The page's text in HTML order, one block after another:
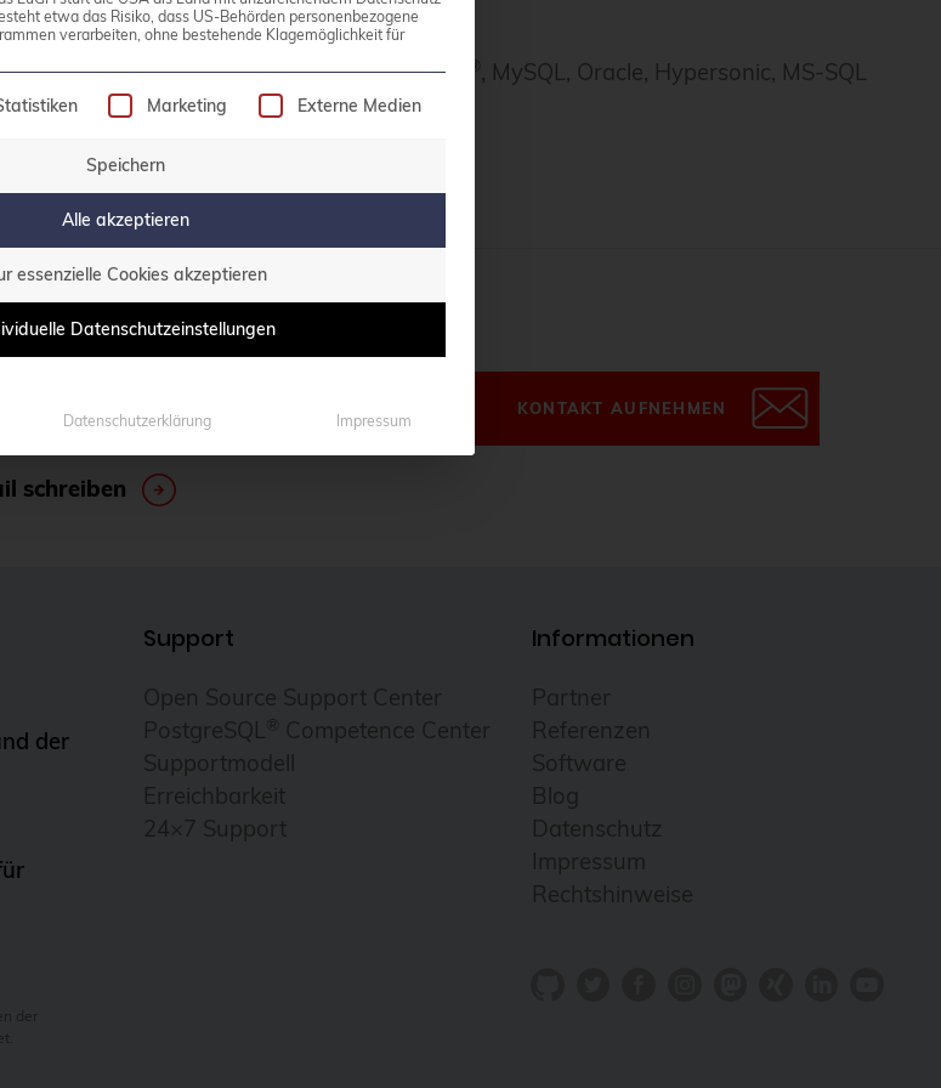
Dazu zählen unter anderem PostgreSQL ® , MySQL, Oracle, Hypersonic, MS-SQL
Sie Fragen?
credati(v)
2161 9174200
schreiben
KONTAKT AUFNEHMEN
der
Support
Open Source Support Center
PostgreSQL ® Competence Center
Supportmodell
Erreichbarkeit
24×7 Support
Informationen
Partner
Referenzen
Software
Blog
Datenschutz
Impressum
Rechtshinweise
der
etwa das Risiko, dass US-Behörden personenbezogene
verarbeiten, ohne bestehende Klagemöglichkeit für
Service-Gruppen, für die eine Einwilligung erteilt werden kann. Die erste Service-
Marketing Externe Medien
Speichern
Alle akzeptieren
essenzielle Cookies akzeptieren
Datenschutzeinstellungen
Datenschutzerklärung Impressum